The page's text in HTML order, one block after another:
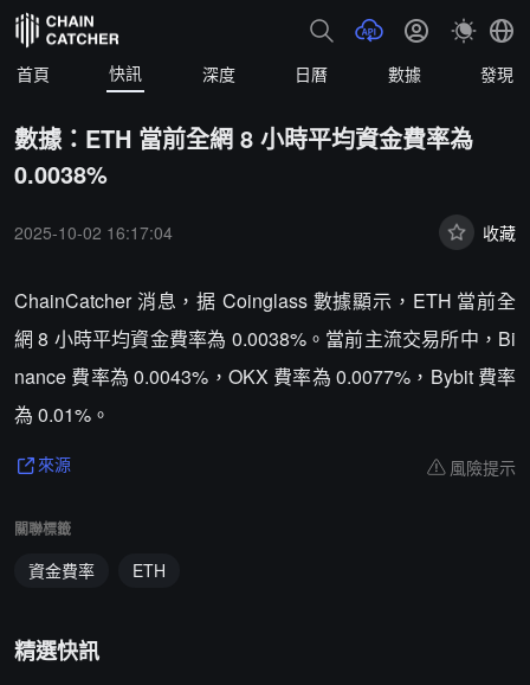
首頁 快訊 深度 日曆 數據 發現
數據：ETH 當前全網 8 小時平均資金費率為
0.0038%
2025-10-02 16:17:04 收藏
ChainCatcher 消息，据 Coinglass 數據顯示，ETH 當前全
網 8 小時平均資金費率為 0.0038%。當前主流交易所中，Bi
nance 費率為 0.0043%，OKX 費率為 0.0077%，Bybit 費率
為 0.01%。
來源 風險提示
關聯標籤
資金費率 ETH
精選快訊